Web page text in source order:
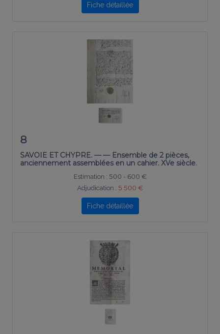
Fiche détaillée
8
SAVOIE ET CHYPRE. — — Ensemble de 2 pièces,
anciennement assemblées en un cahier. XVe siècle.
Estimation : 500 - 600 €
Adjudication : 5 500 €
Fiche détaillée